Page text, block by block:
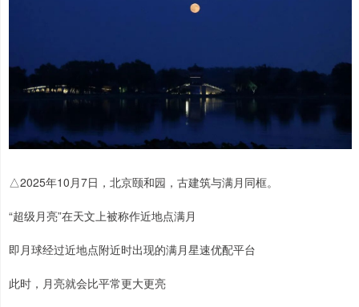
△2025年10月7日，北京颐和园，古建筑与满月同框。
“超级月亮”在天文上被称作近地点满月
即月球经过近地点附近时出现的满月星速优配平台
此时，月亮就会比平常更大更亮